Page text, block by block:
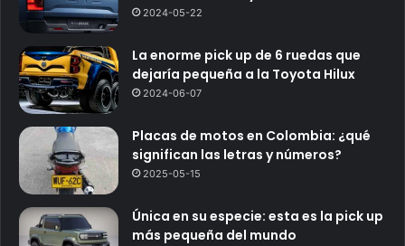
2024-05-22
La enorme pick up de 6 ruedas que
dejaría pequeña a la Toyota Hilux
2024-06-07
Placas de motos en Colombia: ¿qué
significan las letras y números?
2025-05-15
Única en su especie: esta es la pick up
más pequeña del mundo